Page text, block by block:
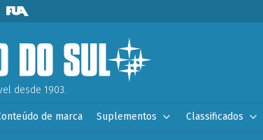
desde 1903.
de marca Suplementos Classificados